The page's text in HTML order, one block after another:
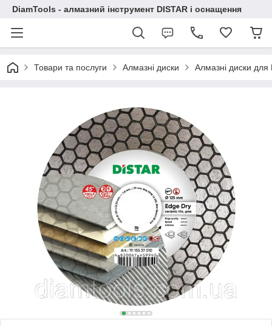
DiamTools - алмазний інструмент DISTAR і оснащення
Товари та послуги Алмазні диски Алмазні диски